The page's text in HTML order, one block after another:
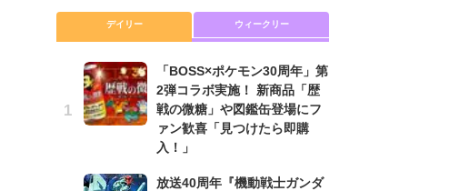
デイリー ウィークリー
「BOSS×ポケモン30周年」第
2弾コラボ実施！ 新商品「歴
戦の微糖」や図鑑缶登場にフ
ァン歓喜「見つけたら即購
入！」
放送40周年『機動戦士ガンダ